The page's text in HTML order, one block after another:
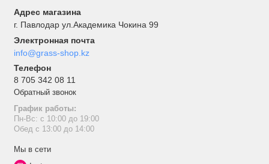
Адрес магазина
г. Павлодар ул.Академика Чокина 99
Электронная почта
info@grass-shop.kz
Телефон
8 705 342 08 11
Обратный звонок
График работы:
Пн-Вс: с 10:00 до 19:00
Обед с 13:00 до 14:00
Мы в сети